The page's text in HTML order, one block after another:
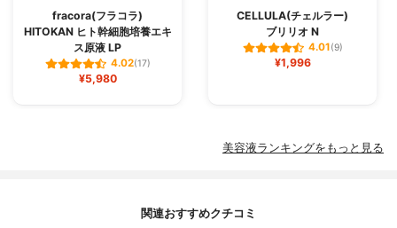
fracora(フラコラ)
HITOKAN ヒト幹細胞培養エキ
ス原液 LP
4.02(17)
¥5,980
CELLULA(チェルラー)
ブリリオ N
4.01(9)
¥1,996
美容液ランキングをもっと見る
関連おすすめクチコミ